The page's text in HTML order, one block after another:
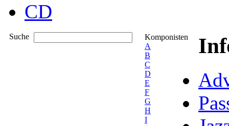
CD
Suche
Komponisten
A
B
C
D
E
F
G
H
I